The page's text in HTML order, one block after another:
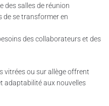
des salles de réunion
de se transformer en
des collaborateurs et des
vitrées ou sur allège offrent
adaptabilité aux nouvelles